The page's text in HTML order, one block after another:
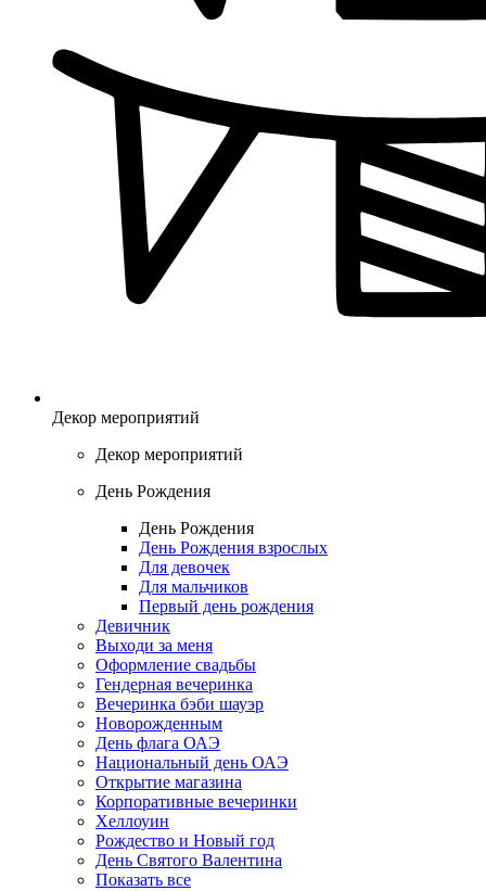
Декор мероприятий
Декор мероприятий
День Рождения
День Рождения
День Рождения взрослых
Для девочек
Для мальчиков
Первый день рождения
Девичник
Выходи за меня
Оформление свадьбы
Гендерная вечеринка
Вечеринка бэби шауэр
Новорожденным
День флага ОАЭ
Национальный день ОАЭ
Открытие магазина
Корпоративные вечеринки
Хеллоуин
Рождество и Новый год
День Святого Валентина
Показать все